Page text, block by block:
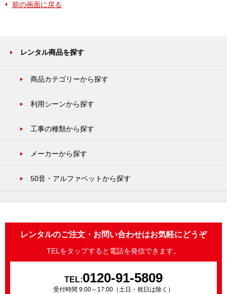
前の画面に戻る
レンタル商品を探す
商品カテゴリーから探す
利用シーンから探す
工事の種類から探す
メーカーから探す
50音・アルファベットから探す
レンタルのご注文・お問い合わせはお気軽にどうぞ
TELをタップすると電話を発信できます。
TEL:0120-91-5809
受付時間 9:00～17:00（土日・祝日は除く）